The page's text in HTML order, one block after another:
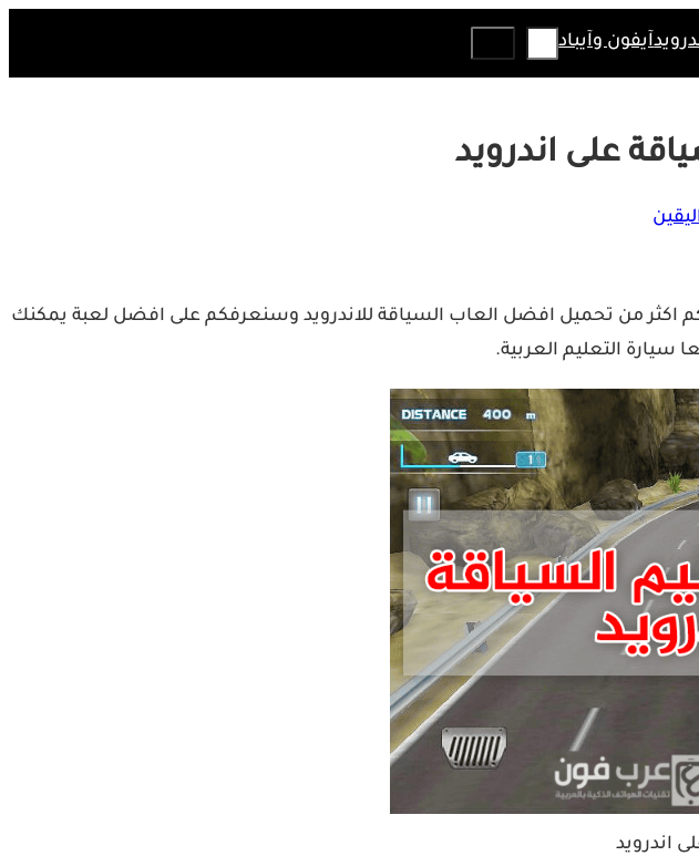
آيفون وآيباد
على اندرويد
اكثر من تحميل افضل العاب السياقة للاندرويد وسنعرفكم على افضل لعبة يمكنك
سيارة التعليم العربية.
اندرويد